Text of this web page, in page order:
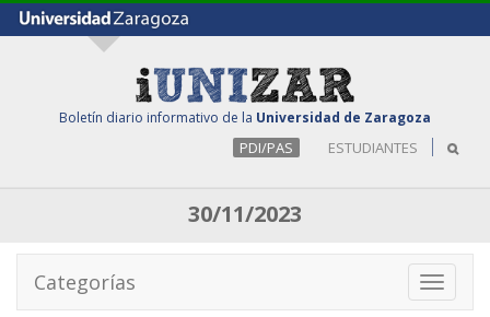
Boletín diario informativo de la Universidad de Zaragoza
PDI/PAS ESTUDIANTES
30/11/2023
Toggle
Categorías